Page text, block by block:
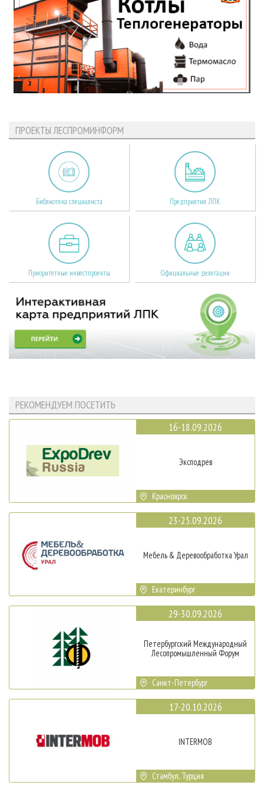
ПРОЕКТЫ ЛЕСПРОМИНФОРМ
Библиотека специалиста Предприятия ЛПК
Приоритетные инвестпроекты Официальные делегации
РЕКОМЕНДУЕМ ПОСЕТИТЬ
16-18.09.2026
Эксподрев
Красноярск
23-25.09.2026
Мебель & Деревообработка Урал
Екатеринбург
29-30.09.2026
Петербургский Международный
Лесопромышленный Форум
Санкт-Петербург
17-20.10.2026
INTERMOB
Стамбул, Турция